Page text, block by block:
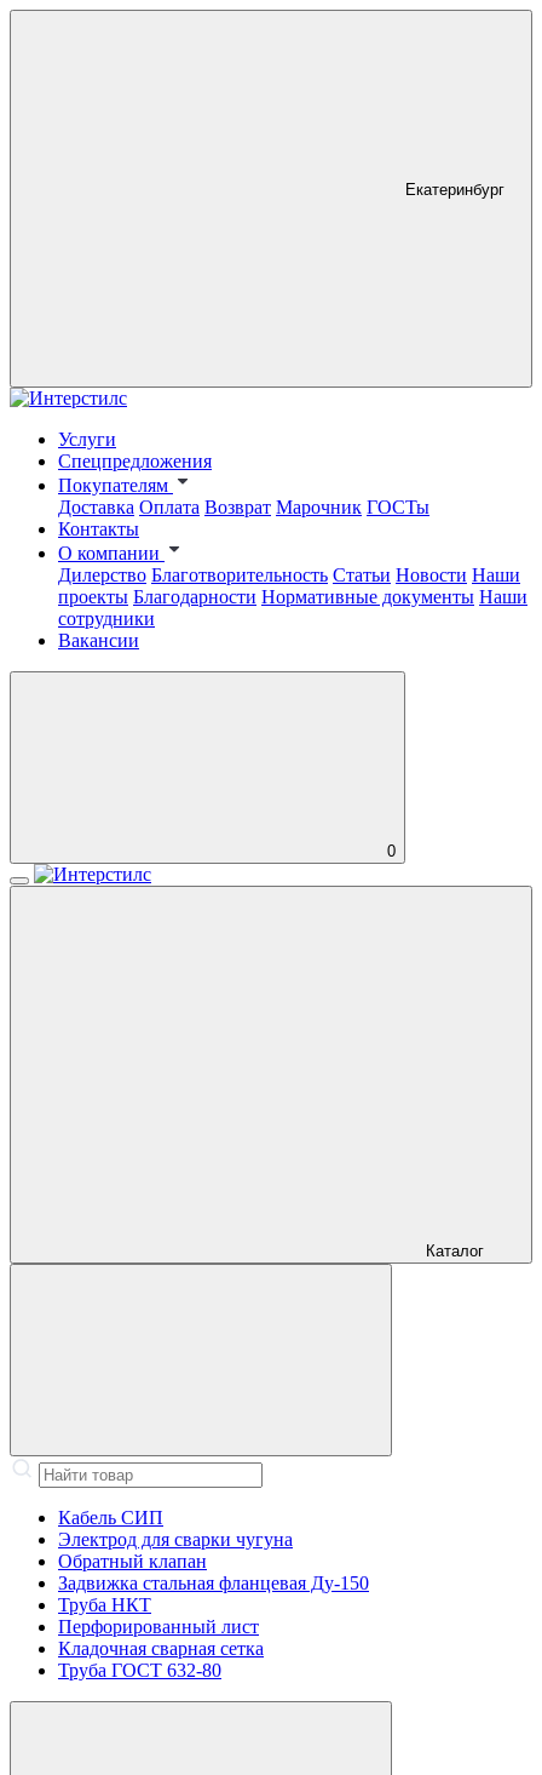
Екатеринбург
Услуги
Спецпредложения
Покупателям
Доставка Оплата Возврат Марочник ГОСТы
Контакты
О компании
Дилерство Благотворительность Статьи Новости Наши
проекты Благодарности Нормативные документы Наши
сотрудники
Вакансии
0
Каталог
Кабель СИП
Электрод для сварки чугуна
Обратный клапан
Задвижка стальная фланцевая Ду-150
Труба НКТ
Перфорированный лист
Кладочная сварная сетка
Труба ГОСТ 632-80